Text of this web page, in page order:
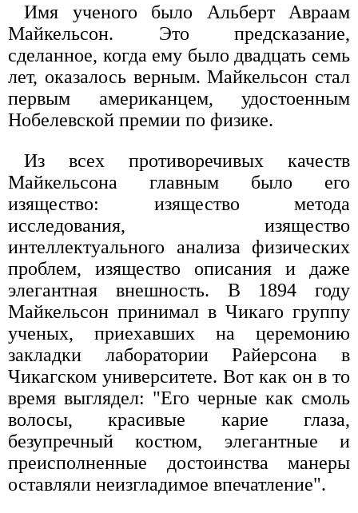
Имя ученого было Альберт Авраам
Майкельсон. Это предсказание,
сделанное, когда ему было двадцать семь
лет, оказалось верным. Майкельсон стал
первым американцем, удостоенным
Нобелевской премии по физике.
Из всех противоречивых качеств
Майкельсона главным было его
изящество: изящество метода
исследования, изящество
интеллектуального анализа физических
проблем, изящество описания и даже
элегантная внешность. В 1894 году
Майкельсон принимал в Чикаго группу
ученых, приехавших на церемонию
закладки лаборатории Райерсона в
Чикагском университете. Вот как он в то
время выглядел: "Его черные как смоль
волосы, красивые карие глаза,
безупречный костюм, элегантные и
преисполненные достоинства манеры
оставляли неизгладимое впечатление".